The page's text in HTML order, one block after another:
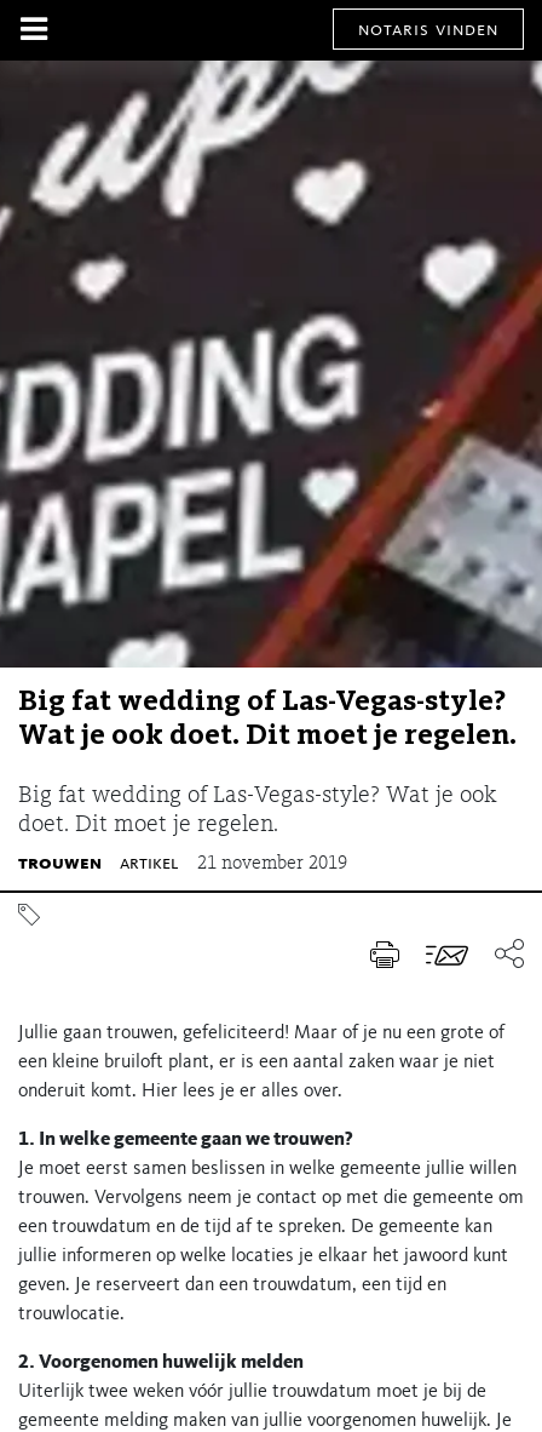
notaris vinden
Big fat wedding of Las-Vegas-style?
Wat je ook doet. Dit moet je regelen.
Big fat wedding of Las-Vegas-style? Wat je ook
doet. Dit moet je regelen.
trouwen artikel 21 november 2019
Jullie gaan trouwen, gefeliciteerd! Maar of je nu een grote of
een kleine bruiloft plant, er is een aantal zaken waar je niet
onderuit komt. Hier lees je er alles over.
1. In welke gemeente gaan we trouwen?
Je moet eerst samen beslissen in welke gemeente jullie willen
trouwen. Vervolgens neem je contact op met die gemeente om
een trouwdatum en de tijd af te spreken. De gemeente kan
jullie informeren op welke locaties je elkaar het jawoord kunt
geven. Je reserveert dan een trouwdatum, een tijd en
trouwlocatie.
2. Voorgenomen huwelijk melden
Uiterlijk twee weken vóór jullie trouwdatum moet je bij de
gemeente melding maken van jullie voorgenomen huwelijk. Je